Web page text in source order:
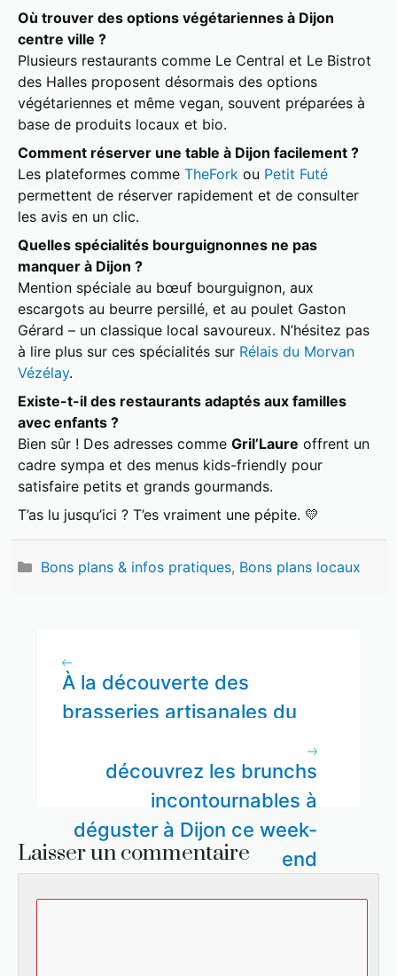
Où trouver des options végétariennes à Dijon
centre ville ?
Plusieurs restaurants comme Le Central et Le Bistrot
des Halles proposent désormais des options
végétariennes et même vegan, souvent préparées à
base de produits locaux et bio.
Comment réserver une table à Dijon facilement ?
Les plateformes comme TheFork ou Petit Futé
permettent de réserver rapidement et de consulter
les avis en un clic.
Quelles spécialités bourguignonnes ne pas
manquer à Dijon ?
Mention spéciale au bœuf bourguignon, aux
escargots au beurre persillé, et au poulet Gaston
Gérard – un classique local savoureux. N’hésitez pas
à lire plus sur ces spécialités sur Rélais du Morvan
Vézélay.
Existe-t-il des restaurants adaptés aux familles
avec enfants ?
Bien sûr ! Des adresses comme Gril’Laure offrent un
cadre sympa et des menus kids-friendly pour
satisfaire petits et grands gourmands.
T’as lu jusqu’ici ? T’es vraiment une pépite. 💛
Catégories
Bons plans & infos pratiques, Bons plans locaux
À la découverte des
brasseries artisanales du
cœur des bières locales
découvrez les brunchs
incontournables à
déguster à Dijon ce week-
end
Laisser un commentaire
Commentaire